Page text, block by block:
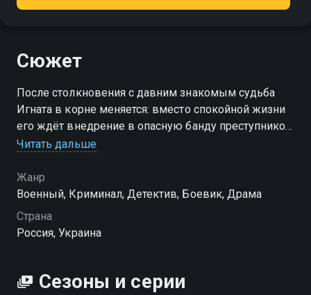
Сюжет
После столкновения с давним знакомым судьба
Игната в корне меняется: вместо спокойной жизни
его ждёт внедрение в опасную банду преступников,
погони, убийства и ограбления
Читать дальше
Жанр
Военный, Криминал, Детектив, Боевик, Драма
Страна
Россия, Украина
Сезоны и серии